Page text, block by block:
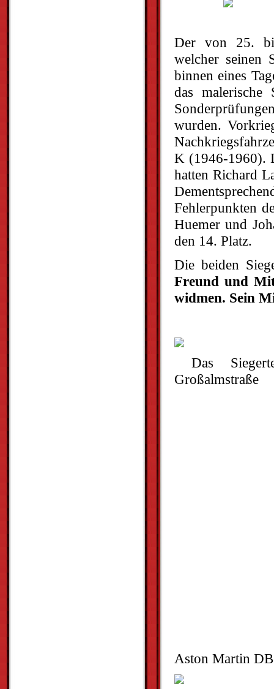
Der von 25.
welcher seinen
binnen eines
das malerische
wurden.
K (1946-1960).
hatten Richard
Fehlerpunkten
Huemer und
den 14. Platz.
Die beiden
Freund und
widmen. Sein
Das
Großalmstraße
Aston Martin